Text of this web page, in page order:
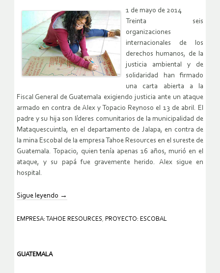
1 de mayo de 2014
Treinta seis
organizaciones
internacionales de los
derechos humanos, de la
justicia ambiental y de
solidaridad han firmado
una carta abierta a la
Fiscal General de Guatemala exigiendo justicia ante un ataque
armado en contra de Alex y Topacio Reynoso el 13 de abril. El
padre y su hija son líderes comunitarios de la municipalidad de
Mataquescuintla, en el departamento de Jalapa, en contra de
la mina Escobal de la empresa Tahoe Resources en el sureste de
Guatemala. Topacio, quien tenía apenas 16 años, murió en el
ataque, y su papá fue gravemente herido. Alex sigue en
hospital.
Sigue leyendo →
EMPRESA: TAHOE RESOURCES PROYECTO: ESCOBAL
GUATEMALA